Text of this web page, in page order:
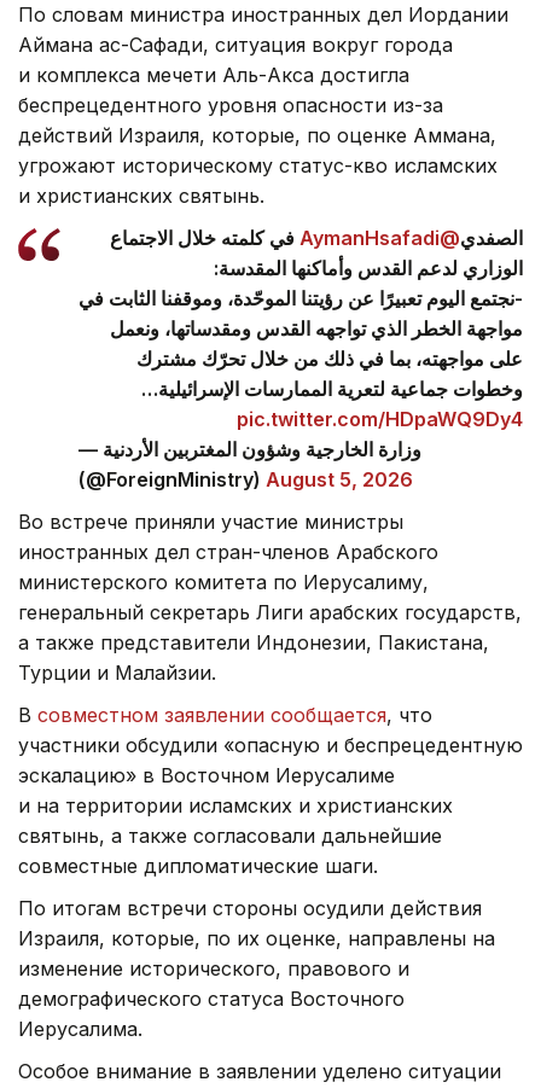
По словам министра иностранных дел Иордании
Аймана ас-Сафади, ситуация вокруг города
и комплекса мечети Аль-Акса достигла
беспрецедентного уровня опасности из-за
действий Израиля, которые, по оценке Аммана,
угрожают историческому статус-кво исламских
и христианских святынь.
الصفدي@AymanHsafadi
في كلمته خلال الاجتماع
الوزاري لدعم القدس وأماكنها المقدسة:
-نجتمع اليوم تعبيرًا عن رؤيتنا الموحّدة، وموقفنا الثابت في
مواجهة الخطر الذي تواجهه القدس ومقدساتها، ونعمل
على مواجهته، بما في ذلك من خلال تحرّك مشترك
وخطوات جماعية لتعرية الممارسات الإسرائيلية…
pic.twitter.com/HDpaWQ9Dy4
— وزارة الخارجية وشؤون المغتربين الأردنية
(@ForeignMinistry) August 5, 2026
Во встрече приняли участие министры
иностранных дел стран-членов Арабского
министерского комитета по Иерусалиму,
генеральный секретарь Лиги арабских государств,
а также представители Индонезии, Пакистана,
Турции и Малайзии.
В совместном заявлении сообщается, что
участники обсудили «опасную и беспрецедентную
эскалацию» в Восточном Иерусалиме
и на территории исламских и христианских
святынь, а также согласовали дальнейшие
совместные дипломатические шаги.
По итогам встречи стороны осудили действия
Израиля, которые, по их оценке, направлены на
изменение исторического, правового и
демографического статуса Восточного
Иерусалима.
Особое внимание в заявлении уделено ситуации